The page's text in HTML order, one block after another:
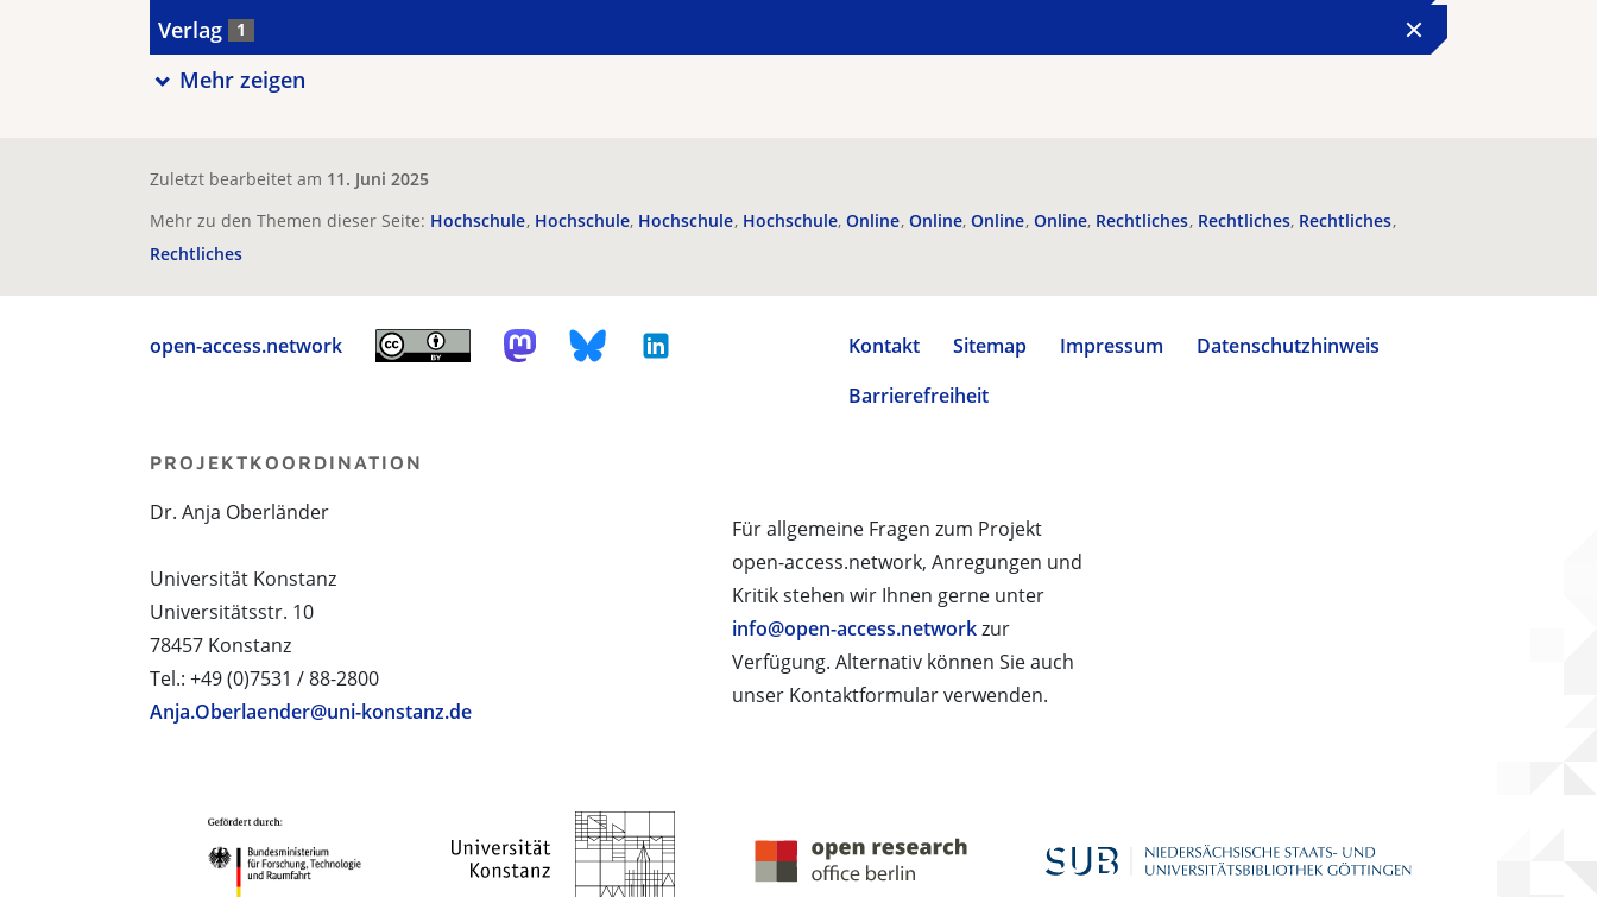
Verlag 1
Mehr zeigen
Zuletzt bearbeitet am 11. Juni 2025
Mehr zu den Themen dieser Seite: Hochschule Hochschule Hochschule Hochschule Online Online Online Online Rechtliches Rechtliches Rechtliches
Rechtliches
open-access.network Kontakt Sitemap Impressum
Datenschutzhinweis
Barrierefreiheit
Für allgemeine Fragen zum Projekt
open-access.network, Anregungen und
Kritik stehen wir Ihnen gerne unter
info@open-access.networkzur
Verfügung. Alternativ können Sie auch
unser Kontaktformular verwenden.
PROJEKTKOORDINATION
Dr. Anja Oberländer
Universität Konstanz
Universitätsstr. 10
78457 Konstanz
Tel.: +49 (0)7531 / 88-2800
Anja.Oberlaender@uni-konstanz.de